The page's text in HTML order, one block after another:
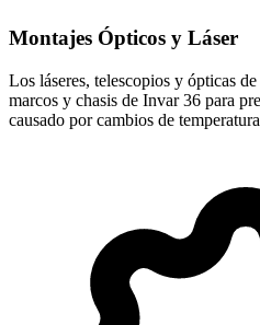
Montajes Ópticos y Láser
Los láseres, telescopios y ópticas
marcos y chasis de Invar 36 para
causado por cambios de